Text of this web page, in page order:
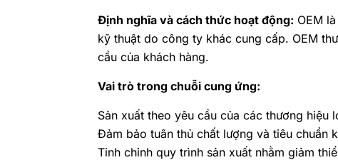
Định nghĩa và cách thức hoạt động: OEM
kỹ thuật do công ty khác cung cấp. OEM
cầu của khách hàng.
Vai trò trong chuỗi cung ứng:
Sản xuất theo yêu cầu của các thương hiệu
Đảm bảo tuân thủ chất lượng và tiêu chuẩn
Tinh chỉnh quy trình sản xuất nhằm giảm